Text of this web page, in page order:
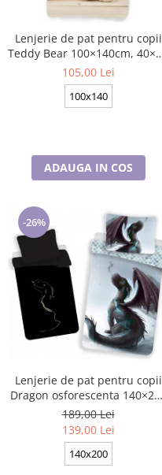
Lenjerie de pat pentru copii
Teddy Bear 100×140cm, 40×45
cm BRM006430
105,00 Lei
100x140
ADAUGA IN COS
-26%
Lenjerie de pat pentru copii
Dragon osforescenta 140×200
cm, 70×90 cm, Disney, 100%
bumbac
189,00 Lei
139,00 Lei
140x200